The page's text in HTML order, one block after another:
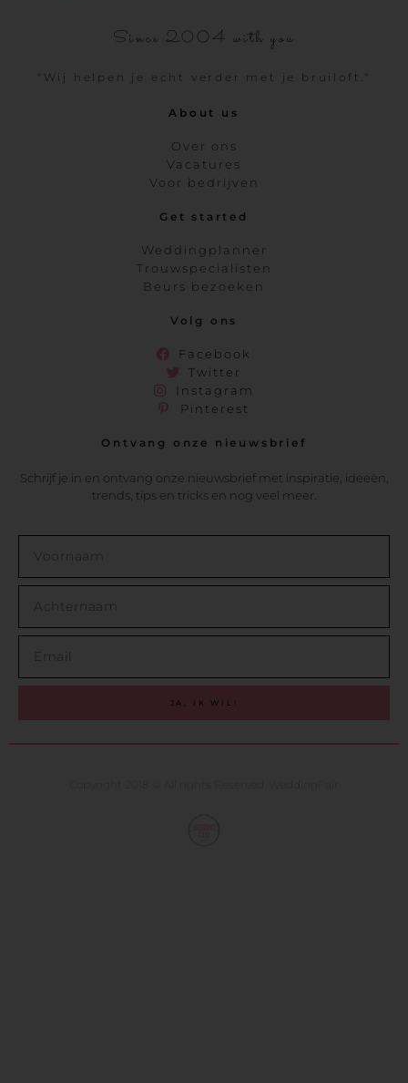
Since 2004 with you
"Wij helpen je echt verder met je bruiloft."
About us
Over ons
Vacatures
Voor bedrijven
Get started
Weddingplanner
Trouwspecialisten
Beurs bezoeken
Volg ons
Facebook
Twitter
Instagram
Pinterest
Ontvang onze nieuwsbrief
Schrijf je in en ontvang onze nieuwsbrief met inspiratie, ideeën,
trends, tips en tricks en nog veel meer.
JA, IK WIL!